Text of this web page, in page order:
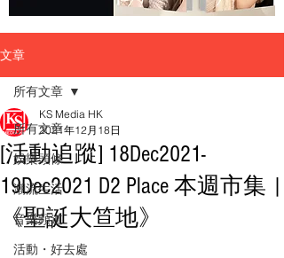
文章
所有文章
娛樂頭條
潮流生活
音樂頻道
活動・好去處
所有文章
[活動追蹤] 18Dec2021-
19Dec2021 D2 Place 本週市集 |
《聖誕大笪地》
KS Media HK
2021年12月18日